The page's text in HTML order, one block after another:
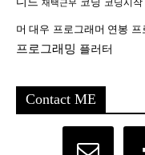
재택근무 코딩 코딩시작
머 대우 프로그래머 연봉 프
프로그래밍 플러터
Contact ME